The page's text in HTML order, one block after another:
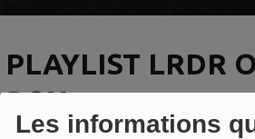
Les informations
PLAYLIST LRDR
BOX